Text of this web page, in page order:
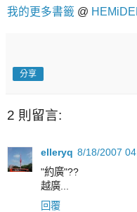
我的更多書籤 @
分享
2 則留言:
elleryq 8/18/2007
"約廣"??
越廣...
回覆